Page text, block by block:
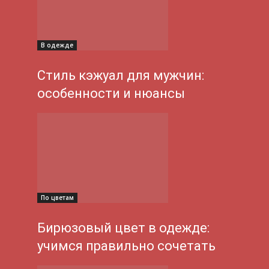
В одежде
Стиль кэжуал для мужчин:
особенности и нюансы
По цветам
Бирюзовый цвет в одежде:
учимся правильно сочетать